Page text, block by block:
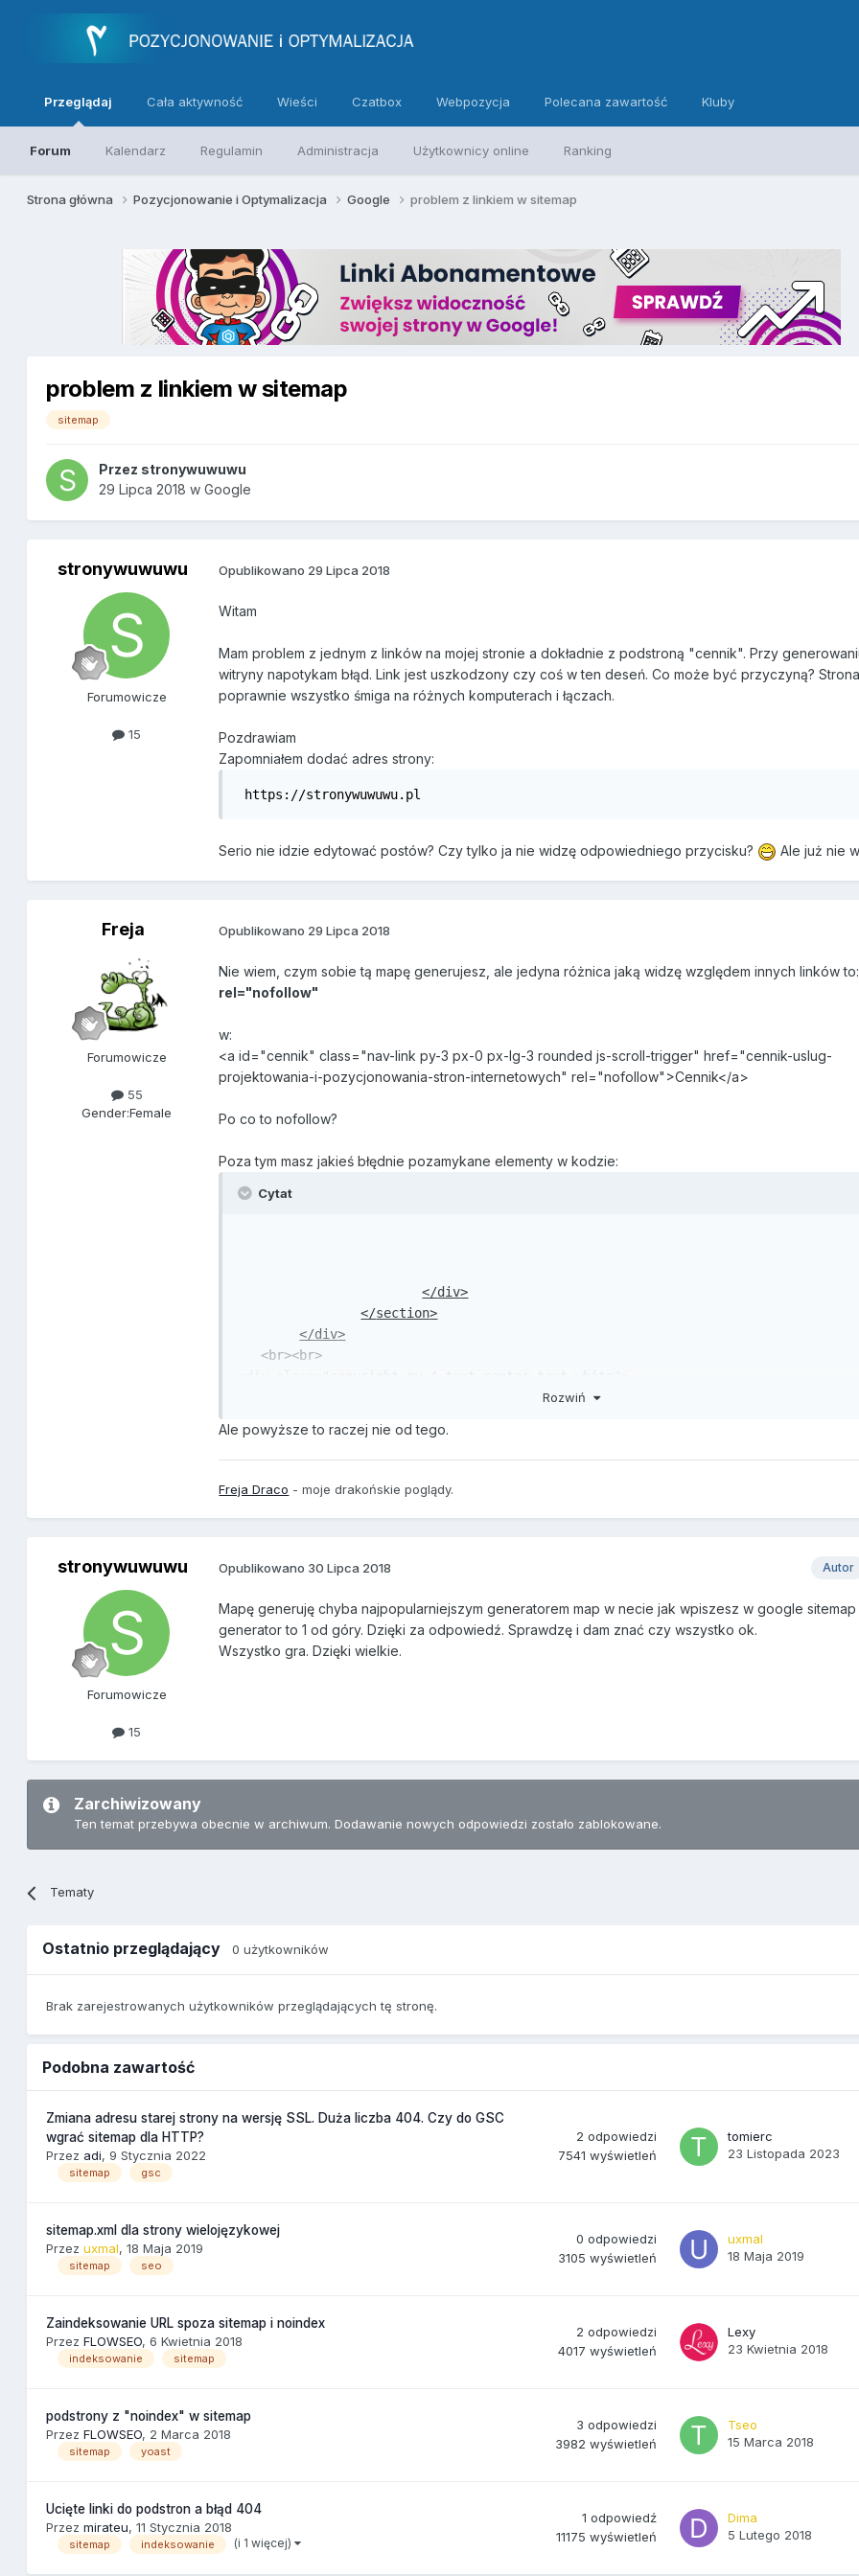
Przeglądaj
Forum Kalendarz Regulamin Administracja Użytkownicy online Ranking
Cała aktywność Wieści Czatbox Webpozycja Polecana zawartość Kluby
Strona główna Pozycjonowanie i Optymalizacja Google problem z linkiem w sitemap
problem z linkiem w sitemap
sitemap
Przez stronywuwuwu
29 Lipca 2018 wGoogle
stronywuwuwu
Forumowicze
15
Opublikowano 29 Lipca 2018
Witam
Mam problem z jednym z linków na mojej stronie a dokładnie z podstroną "cennik". Przy
witryny napotykam błąd. Link jest uszkodzony czy coś w ten deseń. Co może być przyczyną?
poprawnie wszystko śmiga na różnych komputerach i łączach.
Pozdrawiam
Zapomniałem dodać adres strony:
https://stronywuwuwu.pl
Serio nie idzie edytować postów? Czy tylko ja nie widzę odpowiedniego przycisku? Ale już nie
Freja
Forumowicze
55
Gender:Female
Opublikowano 29 Lipca 2018
Nie wiem, czym sobie tą mapę generujesz, ale jedyna różnica jaką widzę względem innych linków to:
rel="nofollow"
w:
<a id="cennik" class="nav-link py-3 px-0 px-lg-3 rounded js-scroll-trigger" href="cennik-uslug-
projektowania-i-pozycjonowania-stron-internetowych" rel="nofollow">Cennik</a>
Po co to nofollow?
Poza tym masz jakieś błędnie pozamykane elementy w kodzie:
Cytat
</div>
</section>
</div>
<br><br>
copyright py-4 text-center text-white
Rozwiń
Ale powyższe to raczej nie od tego.
Freja Draco - moje drakońskie poglądy.
stronywuwuwu
Forumowicze
15
Autor
Opublikowano 30 Lipca 2018
Mapę generuję chyba najpopularniejszym generatorem map w necie jak wpiszesz w google sitemap
generator to 1 od góry. Dzięki za odpowiedź. Sprawdzę i dam znać czy wszystko ok.
Wszystko gra. Dzięki wielkie.
Zarchiwizowany
Ten temat przebywa obecnie w archiwum. Dodawanie nowych odpowiedzi zostało zablokowane.
Tematy
Ostatnio przeglądający0 użytkowników
Brak zarejestrowanych użytkowników przeglądających tę stronę.
Podobna zawartość
Zmiana adresu starej strony na wersję SSL. Duża liczba 404. Czy do GSC
wgrać sitemap dla HTTP?
Przez adi, 9 Stycznia 2022
sitemap gsc
2 odpowiedzi
7541 wyświetleń
tomierc
23 Listopada 2023
sitemap.xml dla strony wielojęzykowej
Przezuxmal,18 Maja 2019
sitemap seo
0 odpowiedzi
3105 wyświetleń
uxmal
18 Maja 2019
Zaindeksowanie URL spoza sitemap i noindex
PrzezFLOWSEO,6 Kwietnia 2018
indeksowanie sitemap
2 odpowiedzi
4017 wyświetleń
Lexy
23 Kwietnia 2018
podstrony z "noindex" w sitemap
PrzezFLOWSEO, 2 Marca 2018
sitemap yoast
3 odpowiedzi
3982 wyświetleń
Tseo
15 Marca 2018
Ucięte linki do podstron a błąd 404
Przezmirateu,11 Stycznia 2018
sitemap indeksowanie (i 1 więcej)
1 odpowiedź
11175 wyświetleń
Dima
5 Lutego 2018